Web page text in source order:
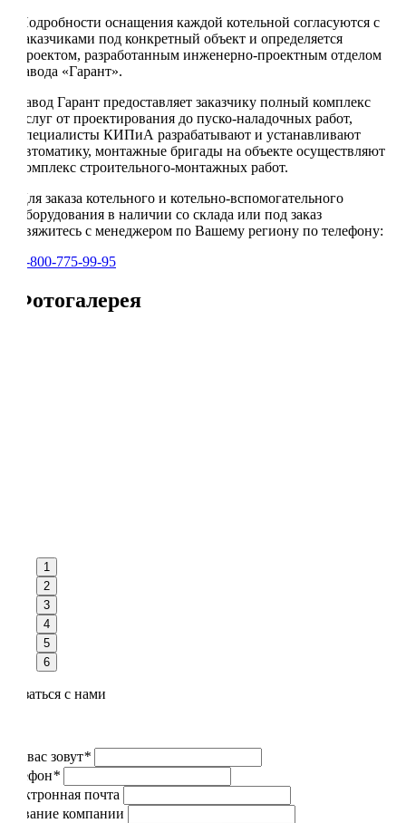
Подробности оснащения каждой котельной согласуются с
заказчиками под конкретный объект и определяется
проектом, разработанным инженерно-проектным отделом
завода «Гарант».
Завод Гарант предоставляет заказчику полный комплекс
услуг от проектирования до пуско-наладочных работ,
специалисты КИПиА разрабатывают и устанавливают
автоматику, монтажные бригады на объекте осуществляют
комплекс строительного-монтажных работ.
Для заказа котельного и котельно-вспомогательного
оборудования в наличии со склада или под заказ
свяжитесь с менеджером по Вашему региону по телефону:
8-800-775-99-95
Фотогалерея
1
2
3
4
5
6
Связаться с нами
Как вас зовут*
Телефон*
Электронная почта
Название компании